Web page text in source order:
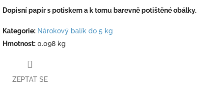
Dopisní papír s potiskem a k tomu barevně potištěné obálky.
Kategorie: Nárokový balík do 5 kg
Hmotnost: 0.098 kg
ZEPTAT SE